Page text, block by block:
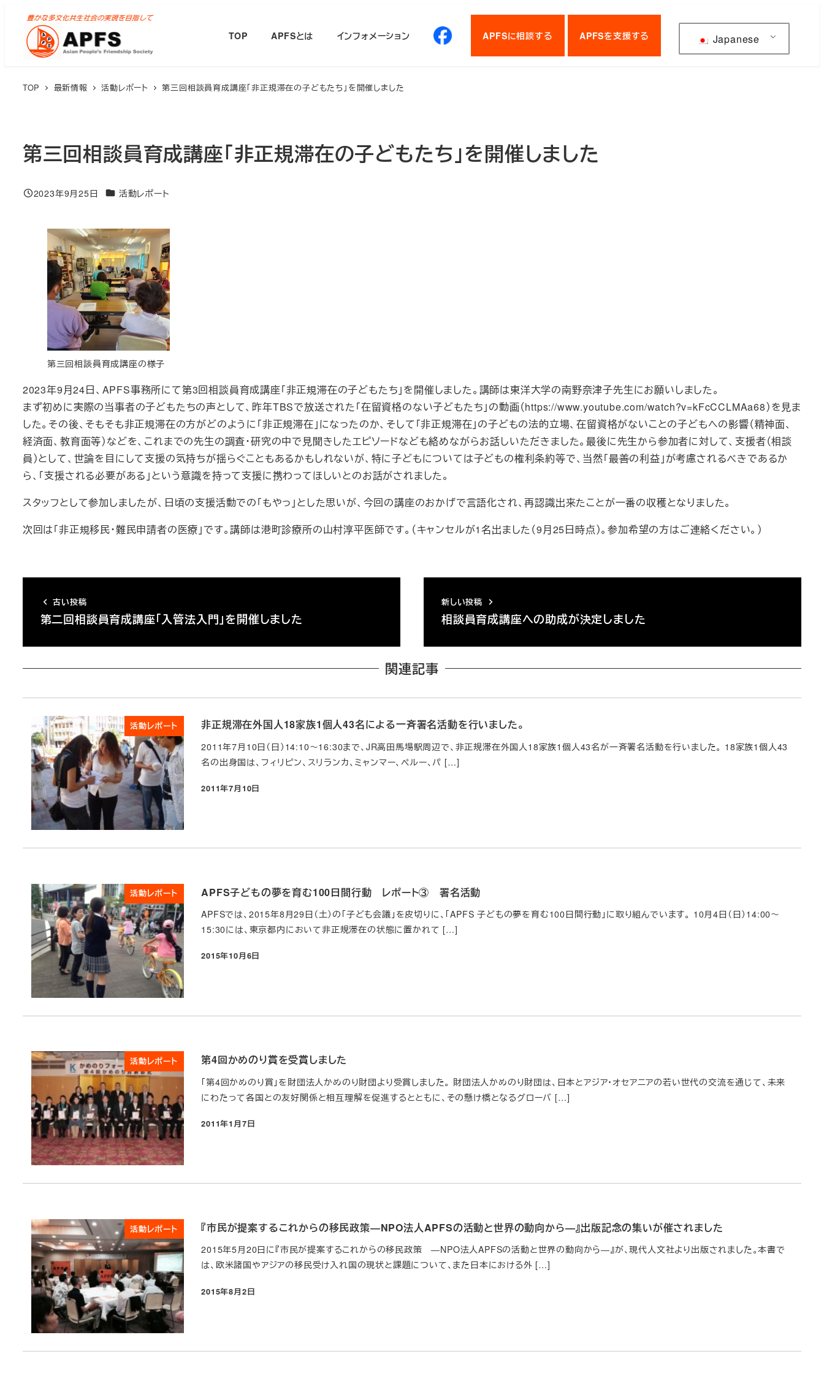
TOP APFSとは インフォメーション APFSに相談する APFSを支援する Japanese
TOP 最新情報 活動レポート 第三回相談員育成講座「非正規滞在の子どもたち」を開催しました
第三回相談員育成講座「非正規滞在の子どもたち」を開催しました
投稿日
2023年9月25日 カテゴリー
活動レポート
第三回相談員育成講座の様子
2023年9月24日、APFS事務所にて第3回相談員育成講座「非正規滞在の子どもたち」を開催しました。講師は東洋大学の南野奈津子先生にお願いしました。
まず初めに実際の当事者の子どもたちの声として、昨年TBSで放送された「在留資格のない子どもたち」の動画（https://www.youtube.com/watch?v=kFcCCLMAa68）を見ま
した。その後、そもそも非正規滞在の方がどのように「非正規滞在」になったのか、そして「非正規滞在」の子どもの法的立場、在留資格がないことの子どもへの影響（精神面、
経済面、教育面等）などを、これまでの先生の調査・研究の中で見聞きしたエピソードなども絡めながらお話しいただきました。最後に先生から参加者に対して、支援者（相談
員）として、世論を目にして支援の気持ちが揺らぐこともあるかもしれないが、特に子どもについては子どもの権利条約等で、当然「最善の利益」が考慮されるべきであるか
ら、「支援される必要がある」という意識を持って支援に携わってほしいとのお話がされました。
スタッフとして参加しましたが、日頃の支援活動での「もやっ」とした思いが、今回の講座のおかげで言語化され、再認識出来たことが一番の収穫となりました。
次回は「非正規移民・難民申請者の医療」です。講師は港町診療所の山村淳平医師です。（キャンセルが1名出ました（9月25日時点）。参加希望の方はご連絡ください。）
古い投稿
第二回相談員育成講座「入管法入門」を開催しました
新しい投稿
相談員育成講座への助成が決定しました
関連記事
活動レポート 非正規滞在外国人18家族1個人43名による一斉署名活動を行いました。
2011年7月10日（日）14:10～16:30まで、JR高田馬場駅周辺で、非正規滞在外国人18家族1個人43名が一斉署名活動を行いました。 18家族1個人43
名の出身国は、フィリピン、スリランカ、ミャンマー、ペルー、パ […]
投稿日
2011年7月10日
活動レポート APFS子どもの夢を育む100日間行動 レポート③ 署名活動
APFSでは、2015年8月29日（土）の「子ども会議」を皮切りに、「APFS 子どもの夢を育む100日間行動」に取り組んでいます。 10月4日（日）14:00～
15:30には、東京都内において非正規滞在の状態に置かれて […]
投稿日
2015年10月6日
活動レポート 第4回かめのり賞を受賞しました
「第4回かめのり賞」を財団法人かめのり財団より受賞しました。 財団法人かめのり財団は、日本とアジア・オセアニアの若い世代の交流を通じて、未来
にわたって各国との友好関係と相互理解を促進するとともに、その懸け橋となるグローバ […]
投稿日
2011年1月7日
活動レポート 『市民が提案するこれからの移民政策―NPO法人APFSの活動と世界の動向から―』出版記念の集いが催されました
2015年5月20日に『市民が提案するこれからの移民政策 ―NPO法人APFSの活動と世界の動向から―』が、現代人文社より出版されました。本書で
は、欧米諸国やアジアの移民受け入れ国の現状と課題について、また日本における外 […]
投稿日
2015年8月2日